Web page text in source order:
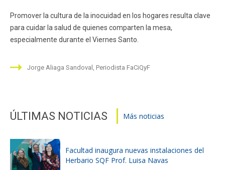
Promover la cultura de la inocuidad en los hogares resulta clave
para cuidar la salud de quienes comparten la mesa,
especialmente durante el Viernes Santo.
Jorge Aliaga Sandoval, Periodista FaCiQyF
ÚLTIMAS NOTICIAS Más noticias
Facultad inaugura nuevas instalaciones del
Herbario SQF Prof. Luisa Navas